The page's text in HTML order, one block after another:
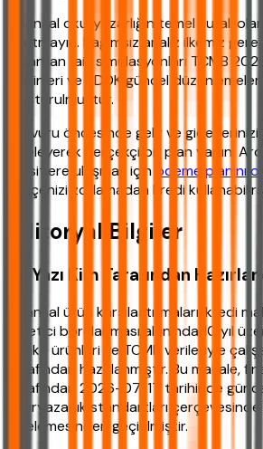
Finansal okuryazarlığın temel kuralı
unutmayın. Bağımsız analiz ilkemiz
kullanılan faiz simülasyonları TCMB
metinleri ve BDDK güncel
oluşturulmuştur.
Başvuru öncesinde gelir ve
listeleyerek gerçekçi bir plan yapın.
taksitlere ulaşmak için ödeme planını
bütçenizi zorlamadan kredi
Editoryal Bilgiler
Bu Yazı Kim Tarafından
Finansal ürün karşılaştırmaları, kredi
tüketici borçlanması alanında 10 yıl
banka ürünleri ve TCMB verileriyle
tarafından hazırlanmıştır. Bu makale,
tarafından 2026-07-17 tarihinde
okuryazarlık standartları
incelemesinden geçirilmiştir.